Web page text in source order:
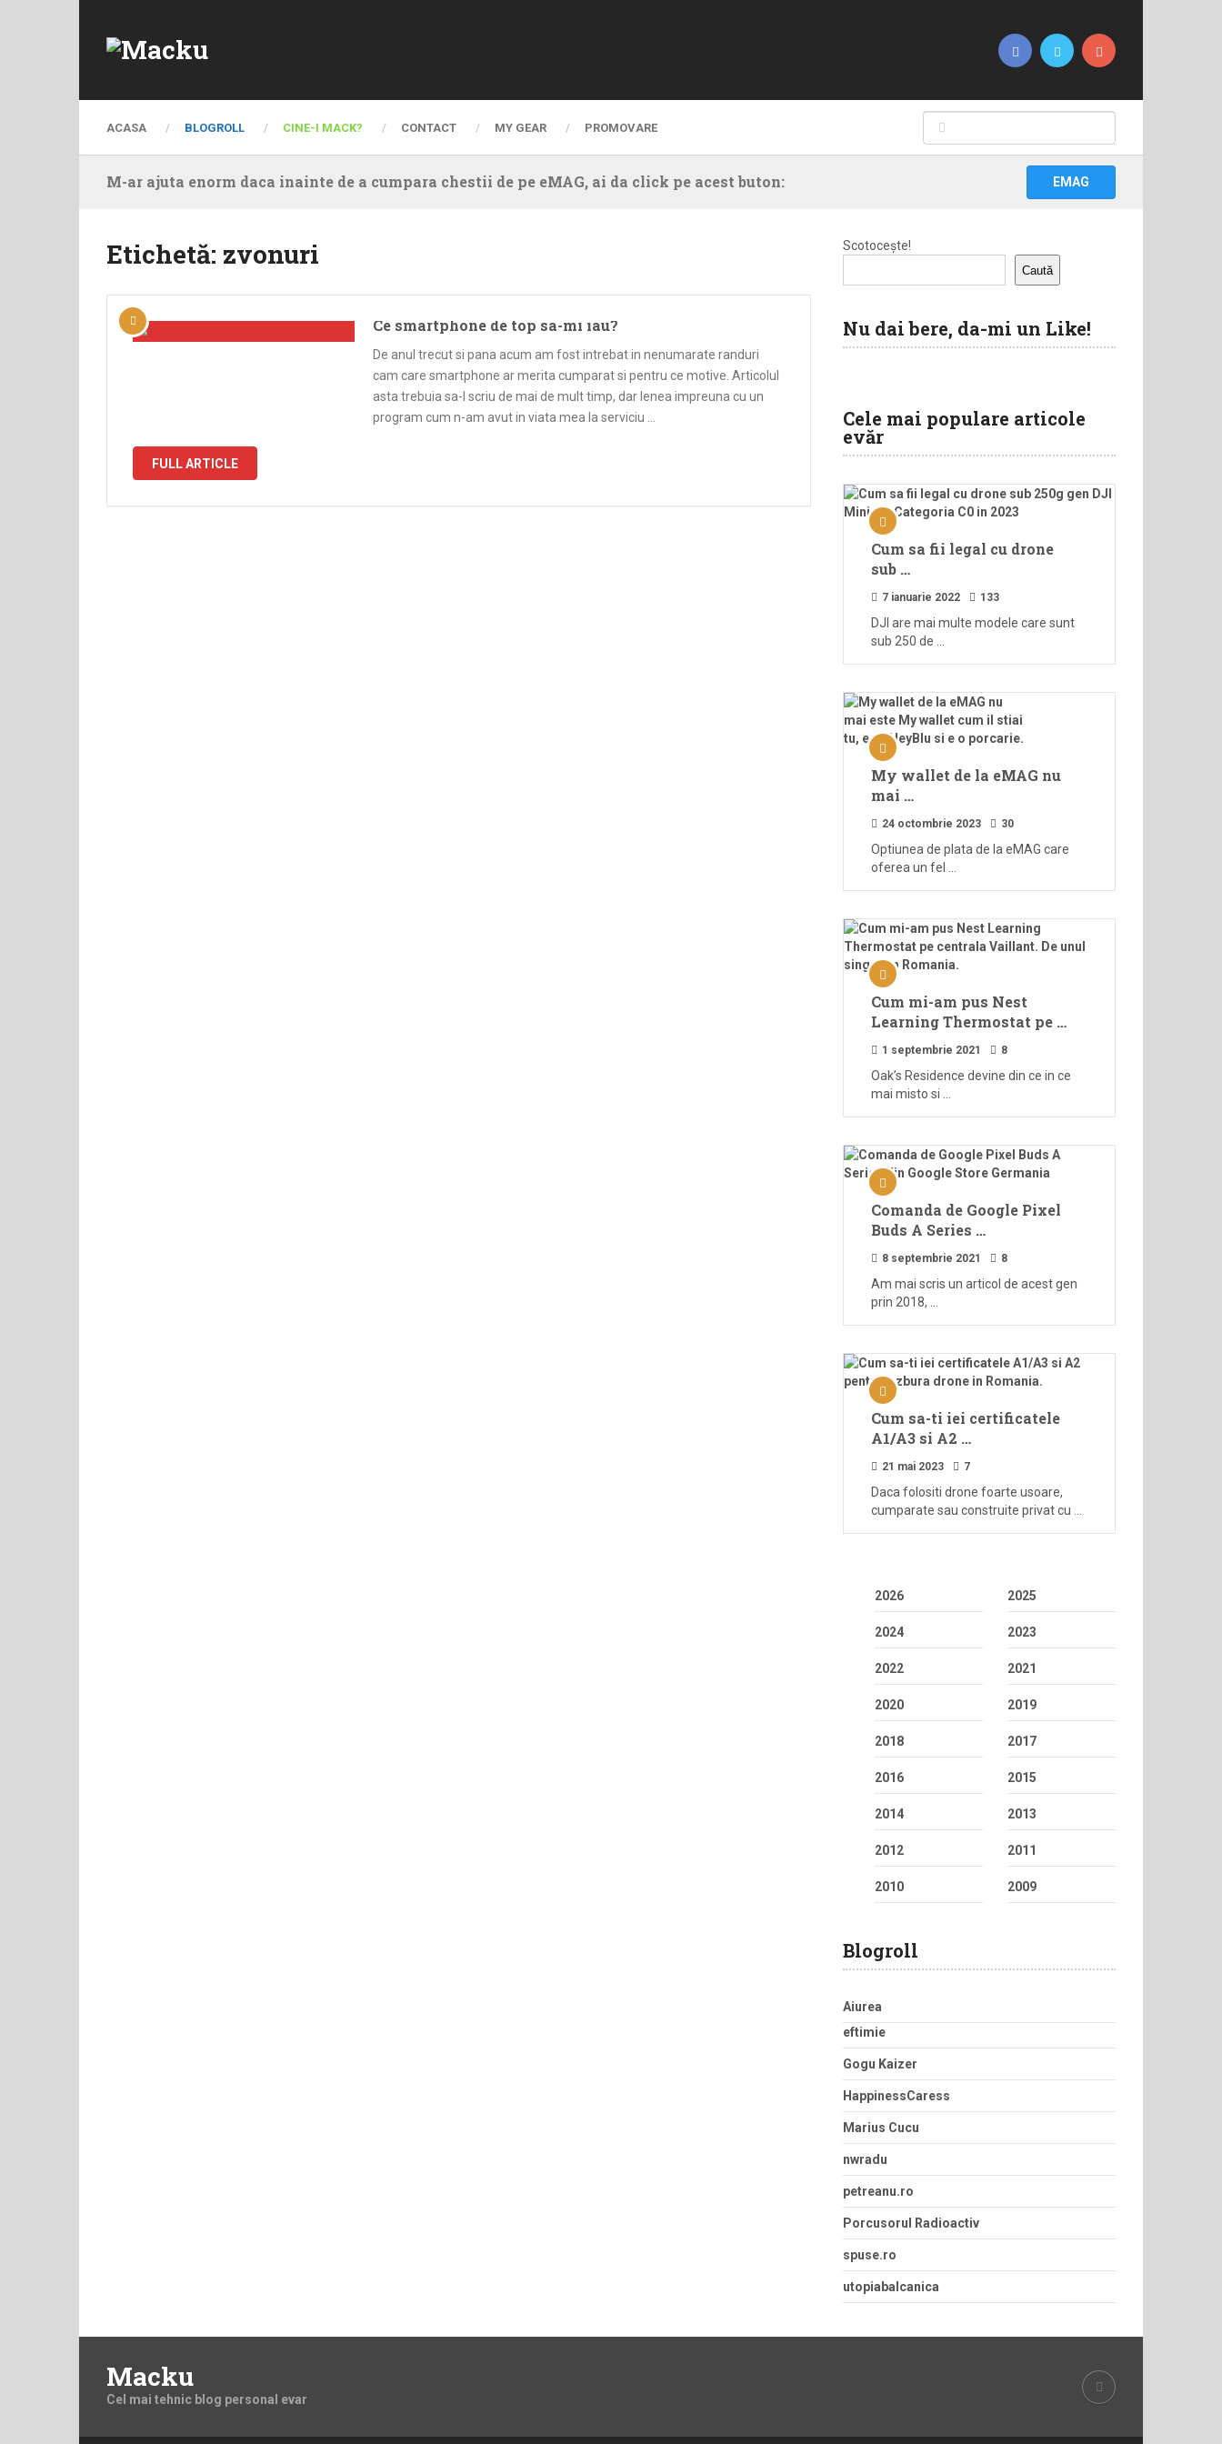
ACASA BLOGROLL CINE-I MACK? CONTACT MY GEAR PROMOVARE
M-ar ajuta enorm daca inainte de a cumpara chestii de pe eMAG, ai da click pe acest buton: EMAG
Etichetă: zvonuri
Ce smartphone de top sa-mi iau?
De anul trecut si pana acum am fost intrebat in nenumarate randuri
cam care smartphone ar merita cumparat si pentru ce motive. Articolul
asta trebuia sa-l scriu de mai de mult timp, dar lenea impreuna cu un
program cum n-am avut in viata mea la serviciu …
FULL ARTICLE
Scotocește!
Caută
Nu dai bere, da-mi un Like!
Cele mai populare articole
evăr
Cum sa fii legal cu drone
sub …
7 ianuarie 2022 133
DJI are mai multe modele care sunt
sub 250 de …
My wallet de la eMAG nu
mai …
24 octombrie 2023 30
Optiunea de plata de la eMAG care
oferea un fel …
Cum mi-am pus Nest
Learning Thermostat pe …
1 septembrie 2021 8
Oak’s Residence devine din ce in ce
mai misto si …
Comanda de Google Pixel
Buds A Series …
8 septembrie 2021 8
Am mai scris un articol de acest gen
prin 2018, …
Cum sa-ti iei certificatele
A1/A3 si A2 …
21 mai 2023 7
Daca folositi drone foarte usoare,
cumparate sau construite privat cu …
2026 2025
2024 2023
2022 2021
2020 2019
2018 2017
2016 2015
2014 2013
2012 2011
2010 2009
Blogroll
Aiurea
eftimie
Gogu Kaizer
HappinessCaress
Marius Cucu
nwradu
petreanu.ro
Porcusorul Radioactiv
spuse.ro
utopiabalcanica
Macku
Cel mai tehnic blog personal evar